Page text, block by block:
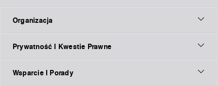
Organizacja
Prywatność I Kwestie Prawne
Wsparcie I Porady